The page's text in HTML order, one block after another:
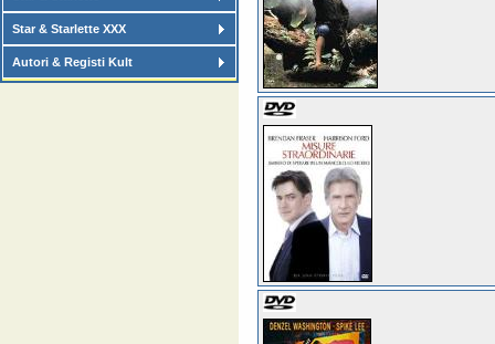
Star & Starlette XXX
Autori & Registi Kult